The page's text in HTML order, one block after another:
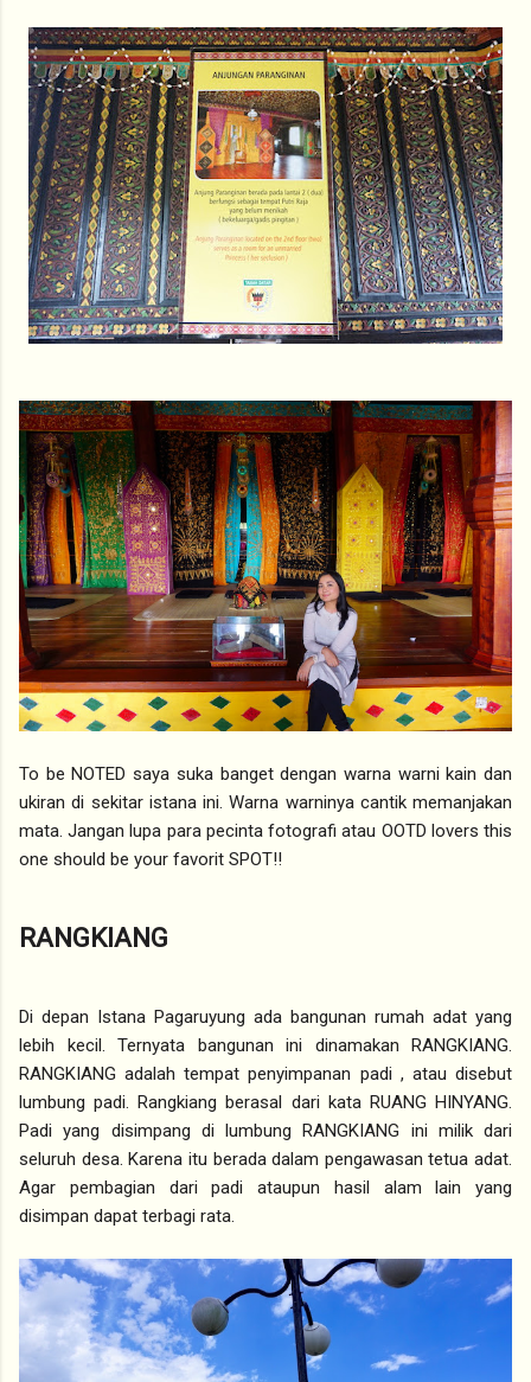
To be NOTED saya suka banget dengan warna warni kain dan
ukiran di sekitar istana ini. Warna warninya cantik memanjakan
mata. Jangan lupa para pecinta fotografi atau OOTD lovers this
one should be your favorit SPOT!!
RANGKIANG
Di depan Istana Pagaruyung ada bangunan rumah adat yang
lebih kecil. Ternyata bangunan ini dinamakan RANGKIANG.
RANGKIANG adalah tempat penyimpanan padi , atau disebut
lumbung padi. Rangkiang berasal dari kata RUANG HINYANG.
Padi yang disimpang di lumbung RANGKIANG ini milik dari
seluruh desa. Karena itu berada dalam pengawasan tetua adat.
Agar pembagian dari padi ataupun hasil alam lain yang
disimpan dapat terbagi rata.